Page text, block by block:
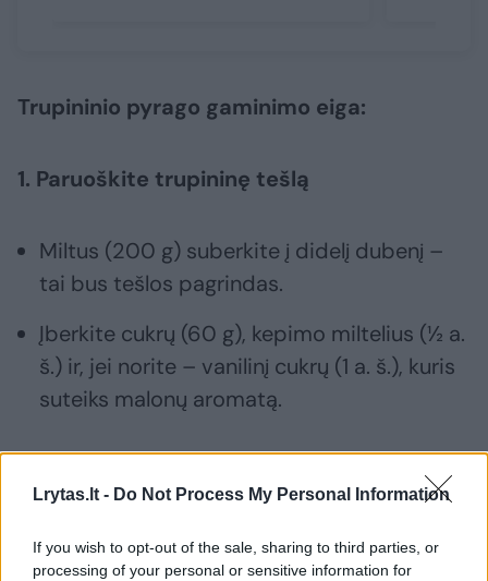
Lrytas.lt - Do Not Process My Personal Information
If you wish to opt-out of the sale, sharing to third parties, or
processing of your personal or sensitive information for
Trupininio pyrago gaminimo eiga:
1. Paruoškite trupininę tešlą
Miltus (200 g) suberkite į didelį dubenį –
tai bus tešlos pagrindas.
Įberkite cukrų (60 g), kepimo miltelius (½ a.
š.) ir, jei norite – vanilinį cukrų (1 a. š.), kuris
suteiks malonų aromatą.
Pastaba: Jei naudojate labai saldžią uogienę,
cukraus kiekį galite šiek tiek sumažinti.